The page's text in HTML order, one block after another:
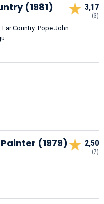
(1981)
Country: Pope John
3,17
(3)
(1979) 2,50
(7)